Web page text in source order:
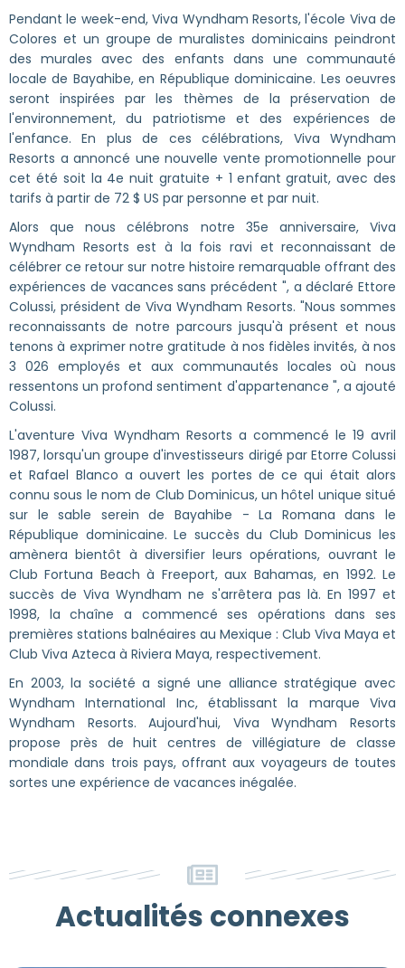
Pendant le week-end, Viva Wyndham Resorts, l'école Viva de
Colores et un groupe de muralistes dominicains peindront
des murales avec des enfants dans une communauté
locale de Bayahibe, en République dominicaine. Les oeuvres
seront inspirées par les thèmes de la préservation de
l'environnement, du patriotisme et des expériences de
l'enfance. En plus de ces célébrations, Viva Wyndham
Resorts a annoncé une nouvelle vente promotionnelle pour
cet été soit la 4e nuit gratuite + 1 enfant gratuit, avec des
tarifs à partir de 72 $ US par personne et par nuit.
Alors que nous célébrons notre 35e anniversaire, Viva
Wyndham Resorts est à la fois ravi et reconnaissant de
célébrer ce retour sur notre histoire remarquable offrant des
expériences de vacances sans précédent ", a déclaré Ettore
Colussi, président de Viva Wyndham Resorts. "Nous sommes
reconnaissants de notre parcours jusqu'à présent et nous
tenons à exprimer notre gratitude à nos fidèles invités, à nos
3 026 employés et aux communautés locales où nous
ressentons un profond sentiment d'appartenance ", a ajouté
Colussi.
L'aventure Viva Wyndham Resorts a commencé le 19 avril
1987, lorsqu'un groupe d'investisseurs dirigé par Etorre Colussi
et Rafael Blanco a ouvert les portes de ce qui était alors
connu sous le nom de Club Dominicus, un hôtel unique situé
sur le sable serein de Bayahibe - La Romana dans le
République dominicaine. Le succès du Club Dominicus les
amènera bientôt à diversifier leurs opérations, ouvrant le
Club Fortuna Beach à Freeport, aux Bahamas, en 1992. Le
succès de Viva Wyndham ne s'arrêtera pas là. En 1997 et
1998, la chaîne a commencé ses opérations dans ses
premières stations balnéaires au Mexique : Club Viva Maya et
Club Viva Azteca à Riviera Maya, respectivement.
En 2003, la société a signé une alliance stratégique avec
Wyndham International Inc, établissant la marque Viva
Wyndham Resorts. Aujourd'hui, Viva Wyndham Resorts
propose près de huit centres de villégiature de classe
mondiale dans trois pays, offrant aux voyageurs de toutes
sortes une expérience de vacances inégalée.
Actualités connexes